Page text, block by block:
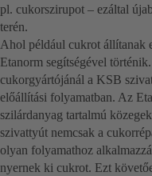
pl. cukorszirupot – ezáltal
terén.
Ahol például cukrot állítanak
Etanorm segítségével
cukorgyártójánál a KSB
előállítási folyamatban. Az
szilárdanyag tartalmú
szivattyút nemcsak a
olyan folyamathoz
nyernek ki cukrot. Ezt